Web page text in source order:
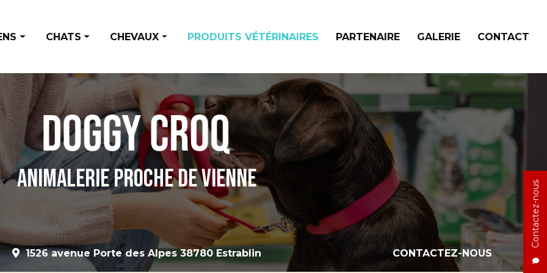
Contactez-nous
et hygiène
CHATS
Alimentation
Accessoires
Santé et hygiène
CHEVAUX
Alimentation et Friandises
Santé et hygiène
PRODUITS VÉTÉRINAIRES PARTENAIRE GALERIE CONTACT
Animalerie proche de Vienne
1526 avenue Porte des Alpes 38780 Estrablin CONTACTEZ-NOUS